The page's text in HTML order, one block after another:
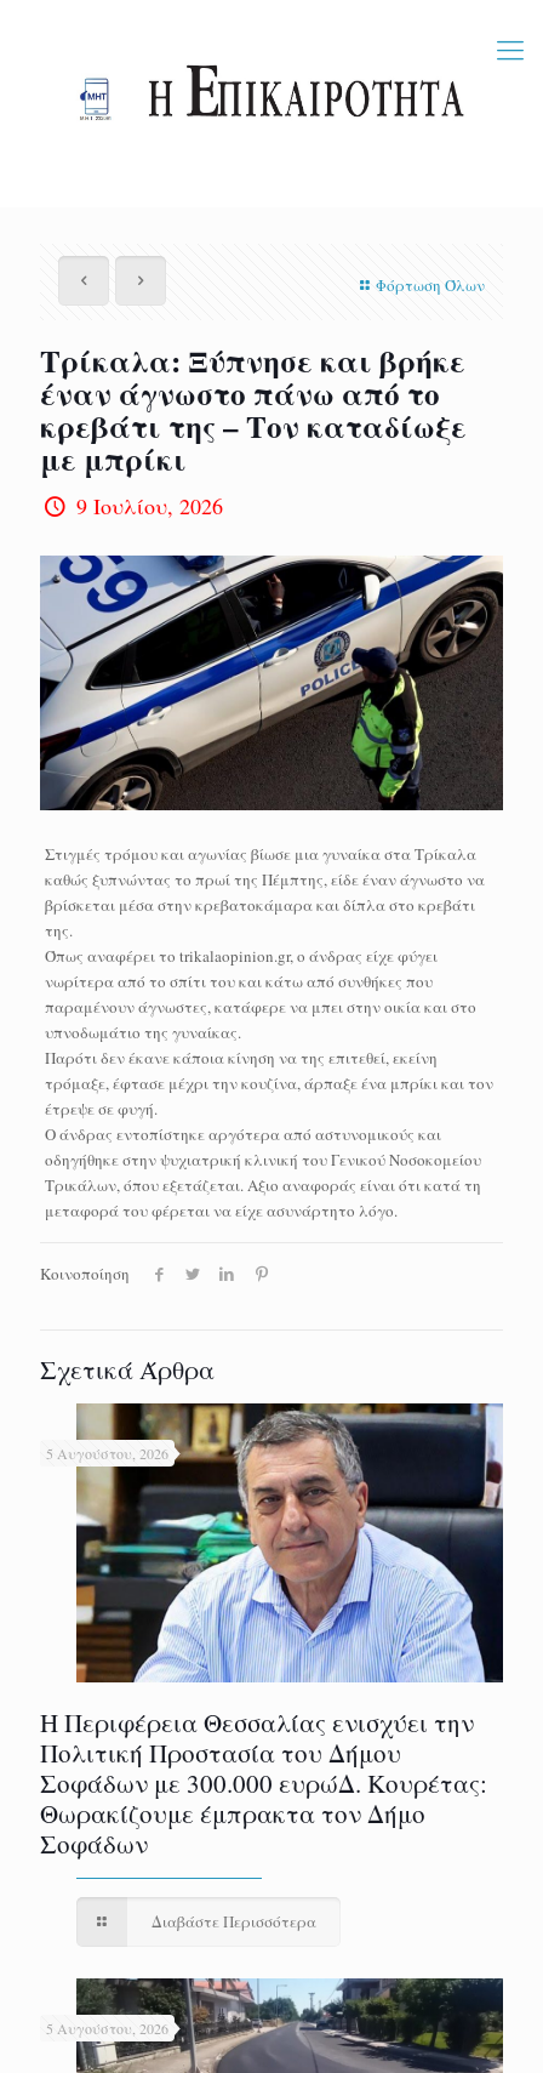
Φόρτωση Όλων
Τρίκαλα: Ξύπνησε και βρήκε
έναν άγνωστο πάνω από το
κρεβάτι της – Τον καταδίωξε
με μπρίκι
9 Ιουλίου, 2026
Στιγμές τρόμου και αγωνίας βίωσε μια γυναίκα στα Τρίκαλα
καθώς ξυπνώντας το πρωί της Πέμπτης, είδε έναν άγνωστο να
βρίσκεται μέσα στην κρεβατοκάμαρα και δίπλα στο κρεβάτι
της.
Όπως αναφέρει το trikalaopinion.gr, ο άνδρας είχε φύγει
νωρίτερα από το σπίτι του και κάτω από συνθήκες που
παραμένουν άγνωστες, κατάφερε να μπει στην οικία και στο
υπνοδωμάτιο της γυναίκας.
Παρότι δεν έκανε κάποια κίνηση να της επιτεθεί, εκείνη
τρόμαξε, έφτασε μέχρι την κουζίνα, άρπαξε ένα μπρίκι και τον
έτρεψε σε φυγή.
Ο άνδρας εντοπίστηκε αργότερα από αστυνομικούς και
οδηγήθηκε στην ψυχιατρική κλινική του Γενικού Νοσοκομείου
Τρικάλων, όπου εξετάζεται. Αξιο αναφοράς είναι ότι κατά τη
μεταφορά του φέρεται να είχε ασυνάρτητο λόγο.
Κοινοποίηση
Σχετικά Άρθρα
5 Αυγούστου, 2026
Η Περιφέρεια Θεσσαλίας ενισχύει την
Πολιτική Προστασία του Δήμου
Σοφάδων με 300.000 ευρώΔ. Κουρέτας:
Θωρακίζουμε έμπρακτα τον Δήμο
Σοφάδων
Διαβάστε Περισσότερα
5 Αυγούστου, 2026